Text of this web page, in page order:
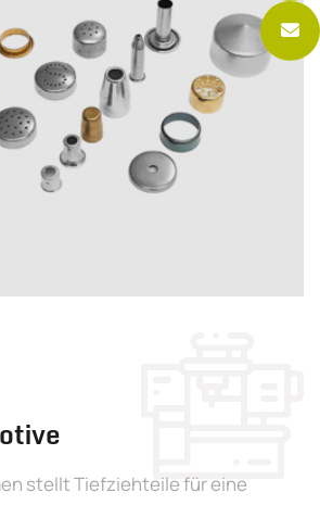
stellt Tiefziehteile für eine